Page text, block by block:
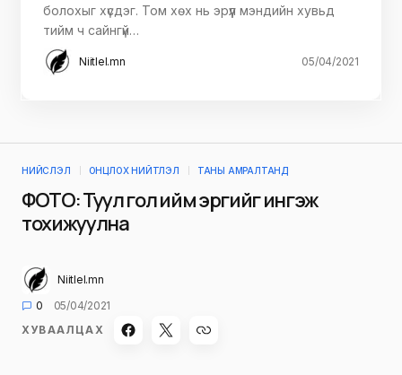
болохыг хүсдэг. Том хөх нь эрүүл мэндийн хувьд
тийм ч сайнгүй…
Niitlel.mn 05/04/2021
НИЙСЛЭЛ ОНЦЛОХ НИЙТЛЭЛ ТАНЫ АМРАЛТАНД
ФОТО: Туул гол ийм эргийг ингэж
тохижуулна
Niitlel.mn
0
05/04/2021
ХУВААЛЦАХ